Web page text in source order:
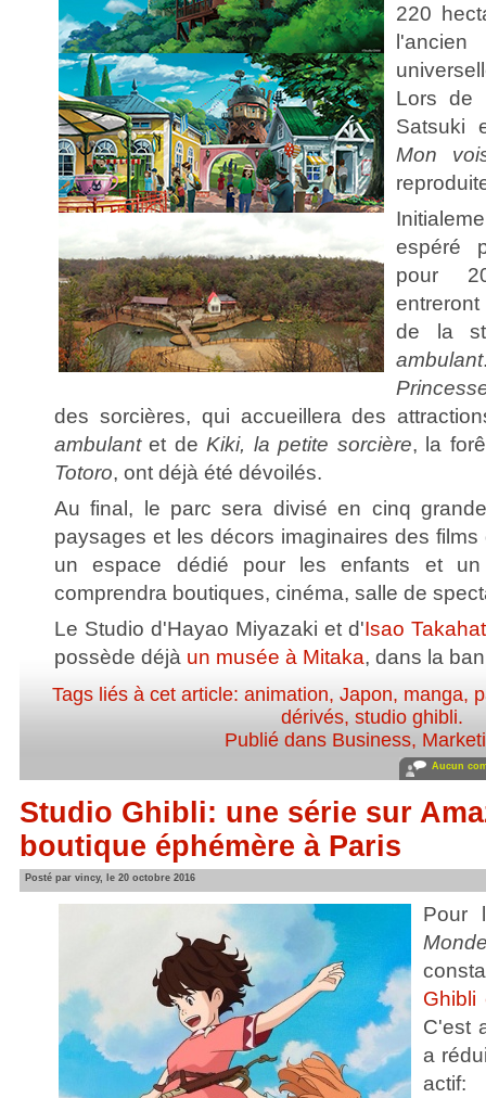
220
l'ancien
Lors de
Satsuki
Mon
espéré
pour
de la
ambulant
des sorcières, qui accueillera des
ambulantet deKiki, la petite sorcière, la
Totoro, ont déjà été dévoilés.
Au final, le parc sera divisé en cinq
paysages et les décors imaginaires des
un espace dédié pour les enfants et un
comprendra boutiques, cinéma, salle de
Le Studio d'Hayao Miyazaki et d'Isao
possède déjà un musée à Mitaka, dans la
Tags liés à cet article: animation, Japon, manga,
dérivés, studio ghibli.
Publié dans Business,
Aucun
Studio Ghibli: une série sur
boutique éphémère à Paris
Posté par vincy, le 20 octobre 2016
Ghibli
C'est
a
actif: